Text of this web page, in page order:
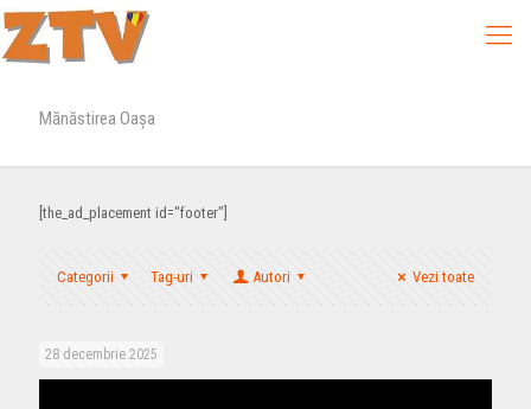
Mănăstirea Oașa
[the_ad_placement id="footer"]
Categorii Tag-uri Autori Vezi toate
28 decembrie 2025